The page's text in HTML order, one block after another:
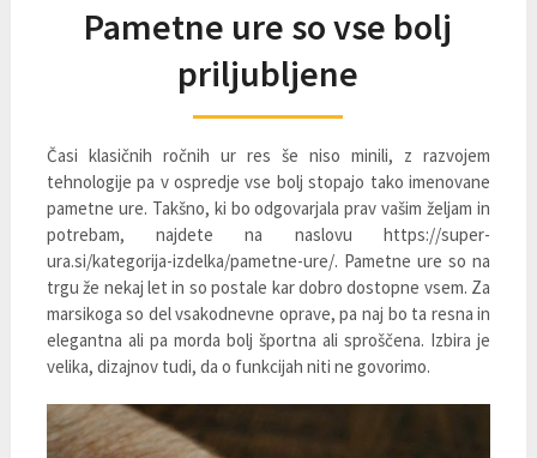
Pametne ure so vse bolj
priljubljene
Časi klasičnih ročnih ur res še niso minili, z razvojem
tehnologije pa v ospredje vse bolj stopajo tako imenovane
pametne ure. Takšno, ki bo odgovarjala prav vašim željam in
potrebam, najdete na naslovu https://super-
ura.si/kategorija-izdelka/pametne-ure/. Pametne ure so na
trgu že nekaj let in so postale kar dobro dostopne vsem. Za
marsikoga so del vsakodnevne oprave, pa naj bo ta resna in
elegantna ali pa morda bolj športna ali sproščena. Izbira je
velika, dizajnov tudi, da o funkcijah niti ne govorimo.